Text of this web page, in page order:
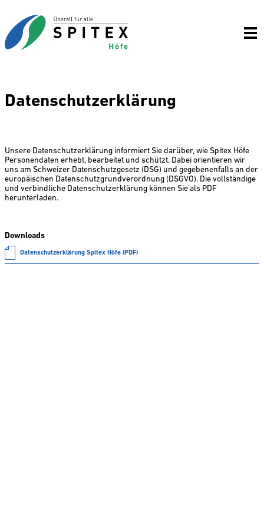
Datenschutzerklärung
Unsere Datenschutzerklärung informiert Sie darüber, wie Spitex Höfe
Personendaten erhebt, bearbeitet und schützt. Dabei orientieren wir
uns am Schweizer Datenschutzgesetz (DSG) und gegebenenfalls an der
europäischen Datenschutzgrundverordnung (DSGVO). Die vollständige
und verbindliche Datenschutzerklärung können Sie als PDF
herunterladen.
Downloads
Datenschutzerklärung Spitex Höfe (PDF)